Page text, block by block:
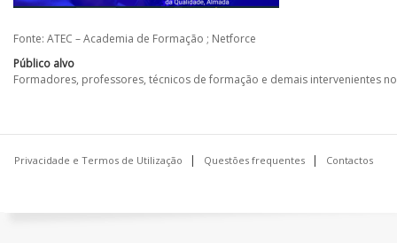
Fonte: ATEC – Academia de Formação ; Netforce
Público alvo
Formadores, professores, técnicos de formação e demais intervenientes
Privacidade e Termos de Utilização Questões frequentes Contactos